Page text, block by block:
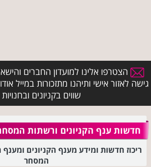
הצטרפו אלינו למועדון החברים
גישה לאזור אישי ותיהנו מתזכורות במייל
שווים בקניונים ובחנויות
חדשות ענף הקניונים ורשתות
ריכוז חדשות ומידע מענף הקניונים
המסחר